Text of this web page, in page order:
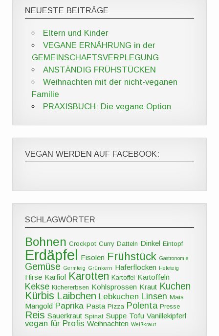
NEUESTE BEITRÄGE
Eltern und Kinder
VEGANE ERNÄHRUNG in der
GEMEINSCHAFTSVERPLEGUNG
ANSTÄNDIG FRÜHSTÜCKEN
Weihnachten mit der nicht-veganen
Familie
PRAXISBUCH: Die vegane Option
VEGAN WERDEN AUF FACEBOOK:
SCHLAGWÖRTER
Bohnen Crockpot Curry Datteln Dinkel Eintopf
Erdäpfel Fisolen Frühstück Gastronomie
Gemüse Germteig Grünkern Haferflocken Hefeteig
Hirse Karfiol Karotten Kartoffel Kartoffeln
Kekse Kichererbsen Kohlsprossen Kraut Kuchen
Kürbis Laibchen Lebkuchen Linsen Mais
Mangold Paprika Pasta Pizza Polenta Presse
Reis Sauerkraut Spinat Suppe Tofu Vanillekipferl
vegan für Profis Weihnachten Weißkraut